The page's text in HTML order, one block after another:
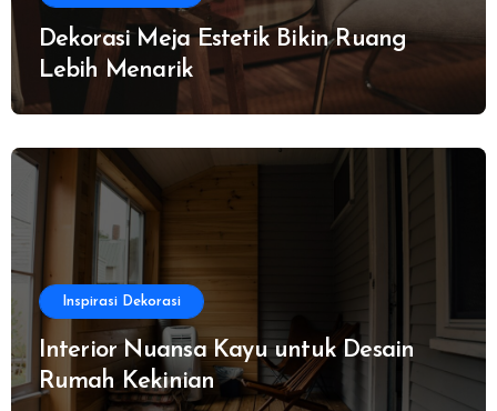
Dekorasi Meja Estetik Bikin Ruang
Lebih Menarik
Inspirasi Dekorasi
Interior Nuansa Kayu untuk Desain
Rumah Kekinian